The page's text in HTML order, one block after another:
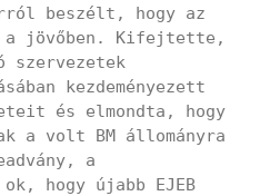
beszélt, hogy az
a jövőben. Kifejtette,
szervezetek
kezdeményezett
és elmondta, hogy
a volt BM állományra
a
hogy újabb EJEB